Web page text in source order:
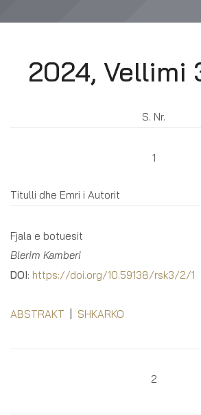
2024, Vellimi
S. Nr.
1
Titulli dhe Emri i Autorit
Fjala e botuesit
Blerim Kamberi
DOI: https://doi.org/10.59138/rsk3/2/1
ABSTRAKT SHKARKO
2